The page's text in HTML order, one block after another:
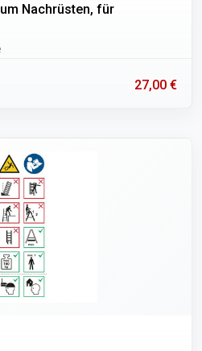
Nachrüsten, für
27,00 €